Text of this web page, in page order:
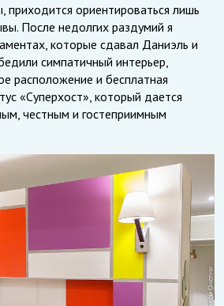
приходится ориентироваться лишь
После недолгих раздумий я
которые сдавал Даниэль и
симпатичный интерьер,
расположение и бесплатная
«Суперхост», который дается
честным и гостеприимным